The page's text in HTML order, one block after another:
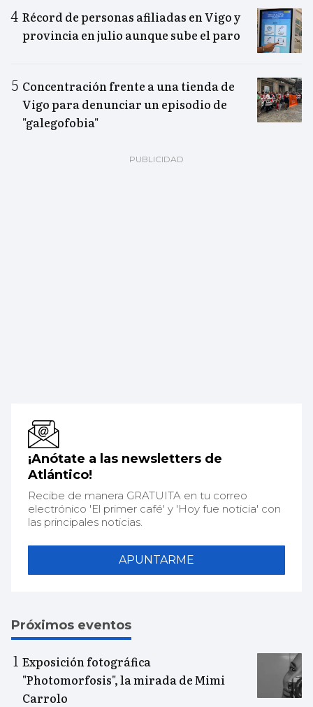
Récord de personas afiliadas en Vigo y
provincia en julio aunque sube el paro
Concentración frente a una tienda de
Vigo para denunciar un episodio de
"galegofobia"
¡Anótate a las newsletters de
Atlántico!
Recibe de manera GRATUITA en tu correo
electrónico 'El primer café' y 'Hoy fue noticia' con
las principales noticias.
APUNTARME
Próximos eventos
Exposición fotográfica
"Photomorfosis", la mirada de Mimi
Carrolo